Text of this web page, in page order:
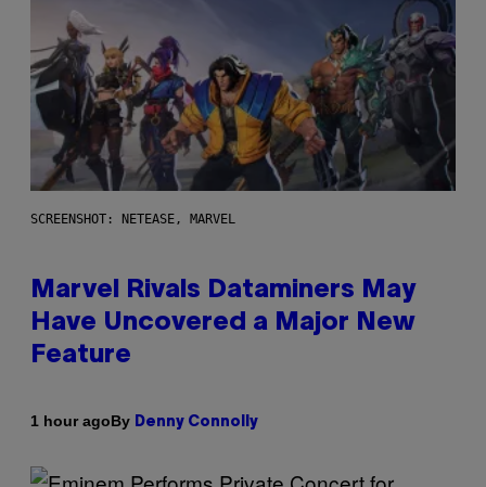
SCREENSHOT: NETEASE, MARVEL
Marvel Rivals Dataminers May
Have Uncovered a Major New
Feature
1 hour agoBy Denny Connolly